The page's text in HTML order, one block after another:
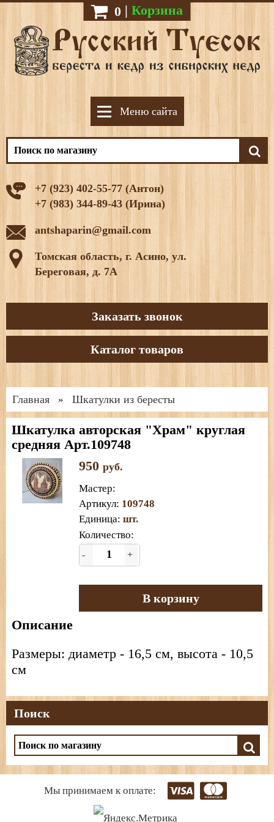
0 | Корзина
Меню сайта
+7 (923) 402-55-77 (Антон)
+7 (983) 344-89-43 (Ирина)
antshaparin@gmail.com
Томская область, г. Асино, ул.
Береговая, д. 7А
Заказать звонок
Каталог товаров
Главная » Шкатулки из бересты
Шкатулка авторская "Храм" круглая
средняя Арт.109748
950 руб.
Мастер:
Артикул: 109748
Единица: шт.
Количество:
- +
В корзину
Описание
Размеры: диаметр - 16,5 см, высота - 10,5
см
Поиск
Мы принимаем к оплате: